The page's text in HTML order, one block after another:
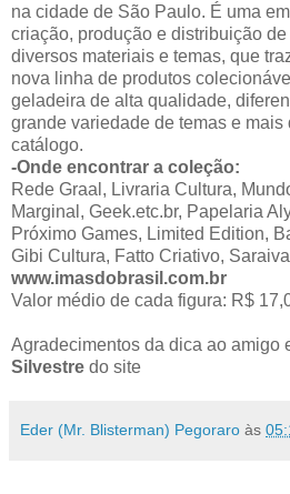
na cidade de São Paulo. É uma
criação, produção e distribuição
diversos materiais e temas, que
nova linha de produtos
geladeira de alta qualidade,
grande variedade de temas e mais
catálogo.
-Onde encontrar a coleção:
Rede Graal, Livraria Cultura,
Marginal, Geek.etc.br, Papelaria
Próximo Games, Limited Edition,
Gibi Cultura, Fatto Criativo,
www.imasdobrasil.com.br
Valor médio de cada figura: R$
Agradecimentos da dica ao amigo
Silvestre do site
Eder (Mr. Blisterman) Pegoraro às